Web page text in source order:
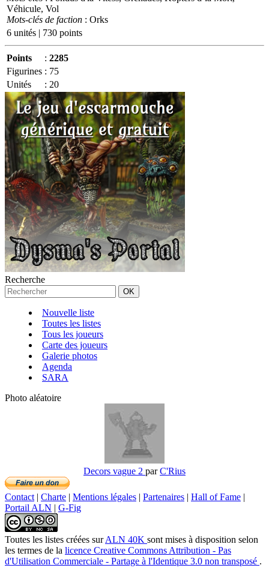
Véhicule, Vol
Mots-clés de faction : Orks
6 unités | 730 points
Points : 2285
Figurines : 75
Unités
: 20
Recherche
Nouvelle liste
Toutes les listes
Tous les joueurs
Carte des joueurs
Galerie photos
Agenda
SARA
Photo aléatoire
Decors vague 2 parC'Rius
Contact | Charte | Mentions légales | Partenaires | Hall of Fame |
Portail ALN | G-Fig
Toutes les listes créées surALN 40K sont mises à disposition selon
les termes de la licence Creative Commons Attribution - Pas
d'Utilisation Commerciale - Partage à l'Identique 3.0 non transposé .